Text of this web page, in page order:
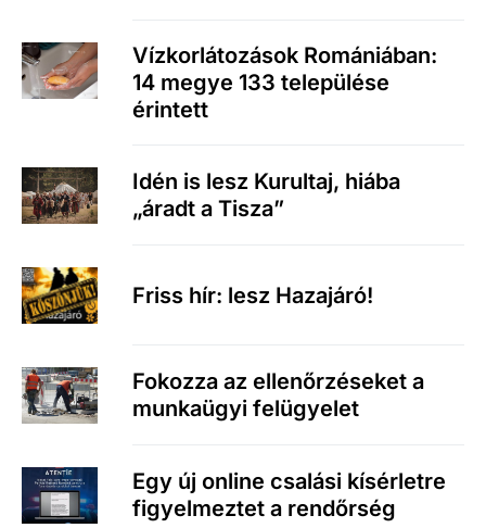
Vízkorlátozások Romániában:
14 megye 133 települése
érintett
Idén is lesz Kurultaj, hiába
„áradt a Tisza”
Friss hír: lesz Hazajáró!
Fokozza az ellenőrzéseket a
munkaügyi felügyelet
Egy új online csalási kísérletre
figyelmeztet a rendőrség